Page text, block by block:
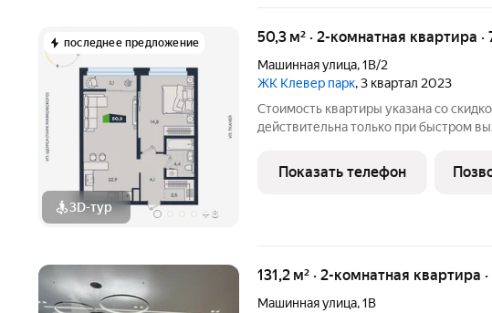
последнее предложение
3D-тур + 8
50,3 м² · 2-комнатная квартира
Машинная улица,1В/2
ЖК Клевер парк, 3 квартал 2023
Стоимость квартиры указана со
действительна только при быстром выходе на
наличные. Квартира с предчистовой
любого дизайна.
Показать телефон
131,2 м² · 2-комнатная квартира
Машинная улица,1В